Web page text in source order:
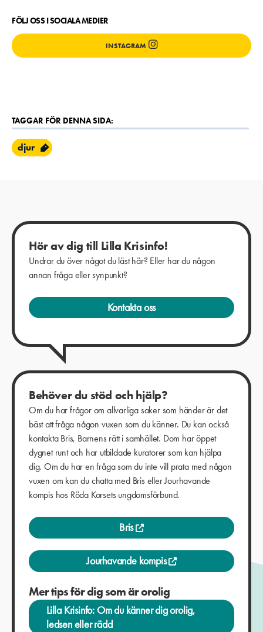
FÖLJ OSS I SOCIALA MEDIER
INSTAGRAM
TAGGAR FÖR DENNA SIDA:
djur
Hör av dig till Lilla Krisinfo!
Undrar du över något du läst här? Eller har du någon
annan fråga eller synpunkt?
Kontakta oss
Behöver du stöd och hjälp?
Om du har frågor om allvarliga saker som händer är det
bäst att fråga någon vuxen som du känner. Du kan också
kontakta Bris, Barnens rätt i samhället. Dom har öppet
dygnet runt och har utbildade kuratorer som kan hjälpa
dig. Om du har en fråga som du inte vill prata med någon
vuxen om kan du chatta med Bris eller Jourhavande
kompis hos Röda Korsets ungdomsförbund.
Bris
Jourhavande kompis
Mer tips för dig som är orolig
Lilla Krisinfo: Om du känner dig orolig,
ledsen eller rädd